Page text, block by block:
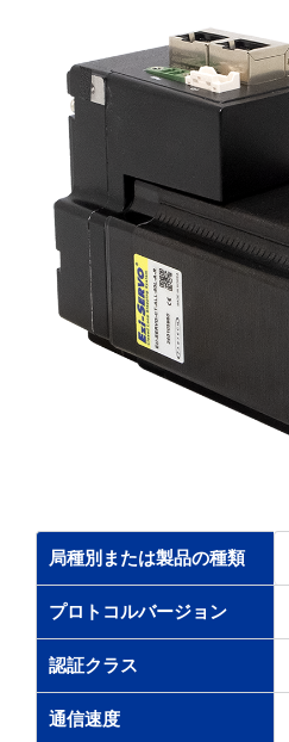
局種別または製品の種類
プロトコルバージョン
認証クラス
通信速度